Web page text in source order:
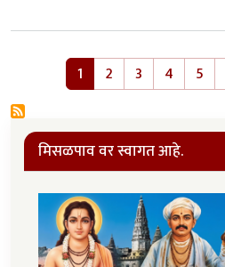
Pagination1 2 3 4 5
मिसळपाव वर स्वागत आहे.